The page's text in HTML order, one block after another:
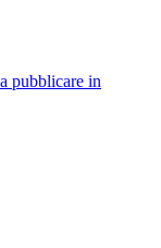
pubblicare in